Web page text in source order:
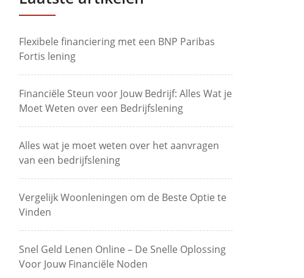
Flexibele financiering met een BNP Paribas
Fortis lening
Financiële Steun voor Jouw Bedrijf: Alles Wat je
Moet Weten over een Bedrijfslening
Alles wat je moet weten over het aanvragen
van een bedrijfslening
Vergelijk Woonleningen om de Beste Optie te
Vinden
Snel Geld Lenen Online – De Snelle Oplossing
Voor Jouw Financiële Noden